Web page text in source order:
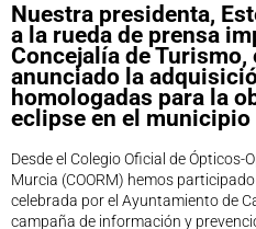
V Congreso de Salud Visual y Pediatría
Transparencia
Quiénes somos
Actualidad
Contacto
Nuestra presidenta,
a la rueda de prensa
Concejalía de Turismo,
anunciado la
homologadas para la
eclipse en el municipio
Desde el Colegio Oficial de
Murcia (COORM) hemos
celebrada por el Ayuntamiento de
campaña de información y